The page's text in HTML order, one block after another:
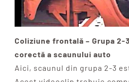
Coliziune frontală – Grupa 2-
corectă a scaunului auto
Aici, scaunul din grupa 2-3